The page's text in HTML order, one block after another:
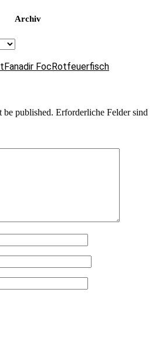
Archiv
Fanadir Foc Rotfeuerfisch
be published. Erforderliche Felder sind